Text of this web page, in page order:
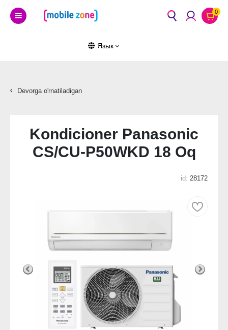
0
Язык
Devorga o'rnatiladigan
Kondicioner Panasonic
CS/CU-P50WKD 18 Oq
id: 28172